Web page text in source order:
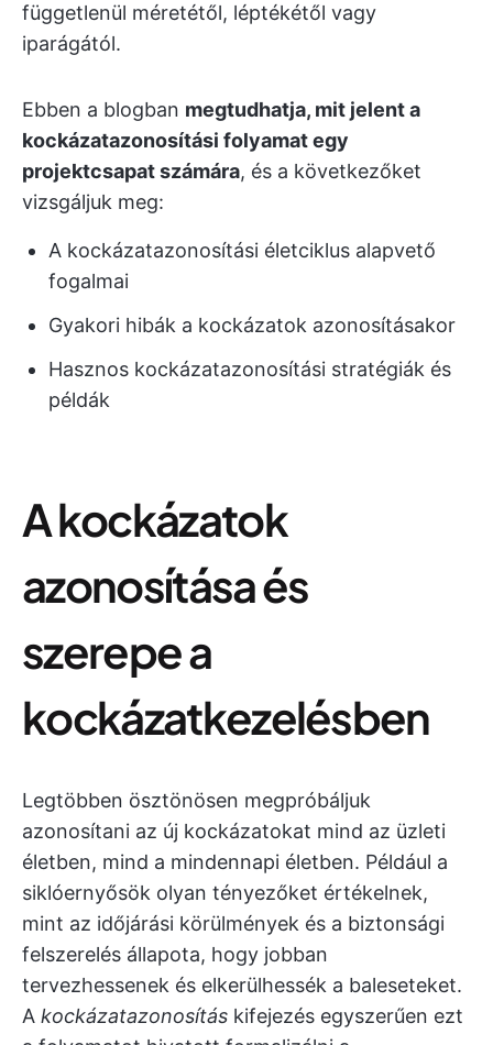
függetlenül méretétől, léptékétől vagy
iparágától.
Ebben a blogban megtudhatja, mit jelent a
kockázatazonosítási folyamat egy
projektcsapat számára, és a következőket
vizsgáljuk meg:
A kockázatazonosítási életciklus alapvető
fogalmai
Gyakori hibák a kockázatok azonosításakor
Hasznos kockázatazonosítási stratégiák és
példák
A kockázatok
azonosítása és
szerepe a
kockázatkezelésben
Legtöbben ösztönösen megpróbáljuk
azonosítani az új kockázatokat mind az üzleti
életben, mind a mindennapi életben. Például a
siklóernyősök olyan tényezőket értékelnek,
mint az időjárási körülmények és a biztonsági
felszerelés állapota, hogy jobban
tervezhessenek és elkerülhessék a baleseteket.
A kockázatazonosítás kifejezés egyszerűen ezt